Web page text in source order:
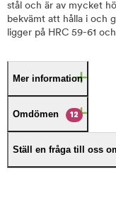
stål och är av mycket
bekvämt att hålla i och
ligger på HRC 59-61
Mer information
Omdömen 12
Ställ en fråga till oss